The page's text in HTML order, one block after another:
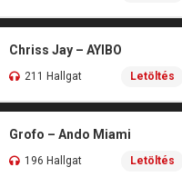
Chriss Jay – AYIBO
211 Hallgat Letöltés
Grofo – Ando Miami
196 Hallgat Letöltés